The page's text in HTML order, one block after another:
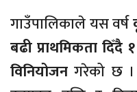
गाउँपालिकाले यस वर्ष
बढी प्राथमिकता
विनियोजन गरेको छ